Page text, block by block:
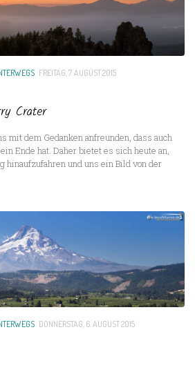
FREITAG, 7. AUGUST 2015
Crater
mit dem Gedanken anfreunden, dass auch
Ende hat. Daher bietet es sich heute an,
hinaufzufahren und uns ein Bild von der
DONNERSTAG, 6. AUGUST 2015